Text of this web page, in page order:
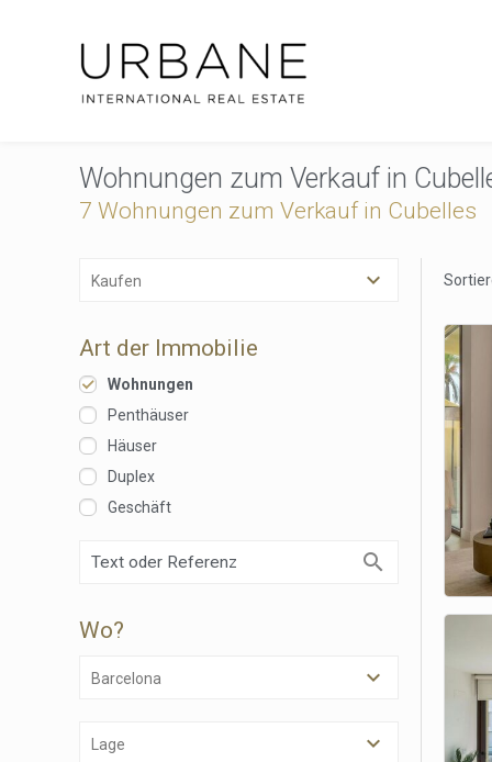
Wohnungen zum Verkauf in
7 Wohnungen zum Verkauf in Cubelles
Kaufen
Art der Immobilie
Wohnungen
Penthäuser
Häuser
Duplex
Geschäft
Wo?
Barcelona
Lage
Diese
dass